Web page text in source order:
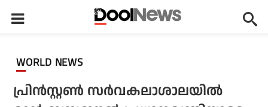
WORLD NEWS
പ്രിന്‍സ്റ്റണ്‍ സര്‍വകലാശാലയില്‍